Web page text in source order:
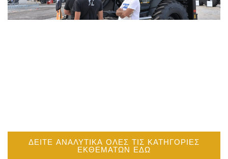
ΔΕΙΤΕ ΑΝΑΛΥΤΙΚΑ ΌΛΕΣ ΤΙΣ ΚΑΤΗΓΟΡΙΕΣ
ΕΚΘΕΜΑΤΩΝ ΕΔΩ